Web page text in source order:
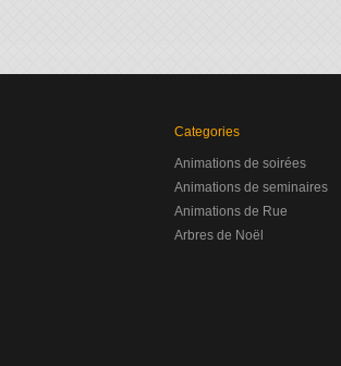
Categories
Animations de soirées
Animations de seminaires
Animations de Rue
Arbres de Noël